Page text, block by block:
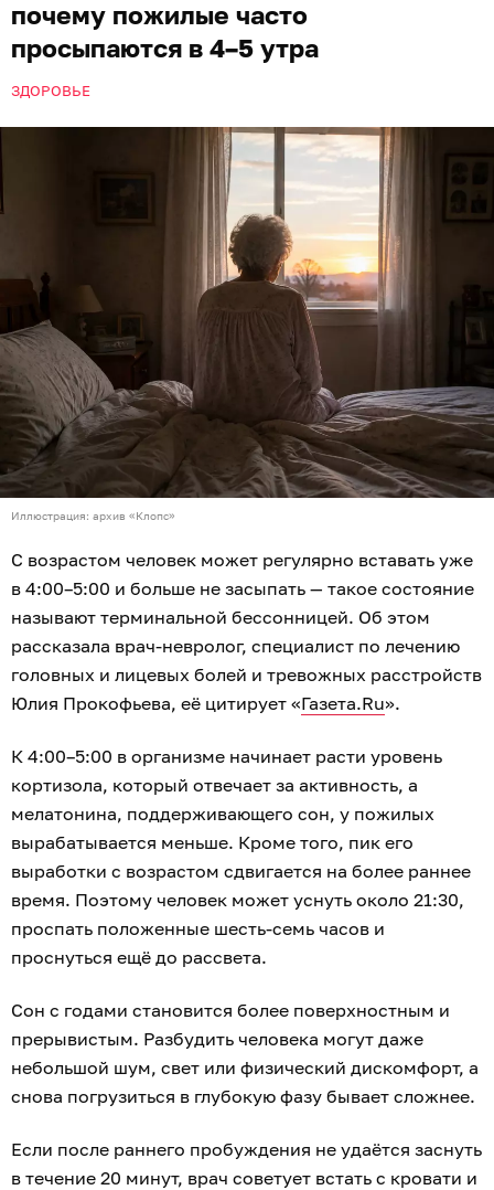
почему пожилые часто
просыпаются в 4–5 утра
ЗДОРОВЬЕ
Иллюстрация: архив «Клопс»
С возрастом человек может регулярно вставать уже
в 4:00–5:00 и больше не засыпать — такое состояние
называют терминальной бессонницей. Об этом
рассказала врач-невролог, специалист по лечению
головных и лицевых болей и тревожных расстройств
Юлия Прокофьева, её цитирует «Газета.Ru».
К 4:00–5:00 в организме начинает расти уровень
кортизола, который отвечает за активность, а
мелатонина, поддерживающего сон, у пожилых
вырабатывается меньше. Кроме того, пик его
выработки с возрастом сдвигается на более раннее
время. Поэтому человек может уснуть около 21:30,
проспать положенные шесть-семь часов и
проснуться ещё до рассвета.
Сон с годами становится более поверхностным и
прерывистым. Разбудить человека могут даже
небольшой шум, свет или физический дискомфорт, а
снова погрузиться в глубокую фазу бывает сложнее.
Если после раннего пробуждения не удаётся заснуть
в течение 20 минут, врач советует встать с кровати и